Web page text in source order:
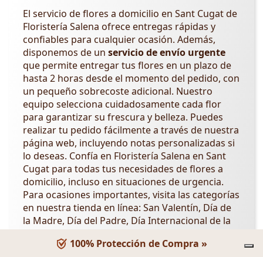
El servicio de flores a domicilio en Sant Cugat de
Floristería Salena ofrece entregas rápidas y
confiables para cualquier ocasión. Además,
disponemos de un servicio de envío urgente
que permite entregar tus flores en un plazo de
hasta 2 horas desde el momento del pedido, con
un pequeño sobrecoste adicional. Nuestro
equipo selecciona cuidadosamente cada flor
para garantizar su frescura y belleza. Puedes
realizar tu pedido fácilmente a través de nuestra
página web, incluyendo notas personalizadas si
lo deseas. Confía en Floristería Salena en Sant
Cugat para todas tus necesidades de flores a
domicilio, incluso en situaciones de urgencia.
Para ocasiones importantes, visita las categorías
en nuestra tienda en línea: San Valentín, Día de
la Madre, Día del Padre, Día Internacional de la
100% Protección de Compra »